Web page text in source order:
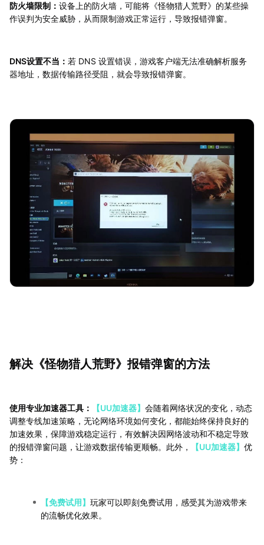
防火墙限制： 设备上的防火墙，可能将《怪物猎人荒野》的某些操
作误判为安全威胁，从而限制游戏正常运行，导致报错弹窗。
DNS设置不当： 若 DNS 设置错误，游戏客户端无法准确解析服务
器地址，数据传输路径受阻，就会导致报错弹窗。
解决《怪物猎人荒野》报错弹窗的方法
使用专业加速器工具： 【UU加速器】 会随着网络状况的变化，动态
调整专线加速策略，无论网络环境如何变化，都能始终保持良好的
加速效果，保障游戏稳定运行，有效解决因网络波动和不稳定导致
的报错弹窗问题，让游戏数据传输更顺畅。此外，
【UU加速器】 优
势：
【免费试用】 玩家可以即刻免费试用，感受其为游戏带来
的流畅优化效果。